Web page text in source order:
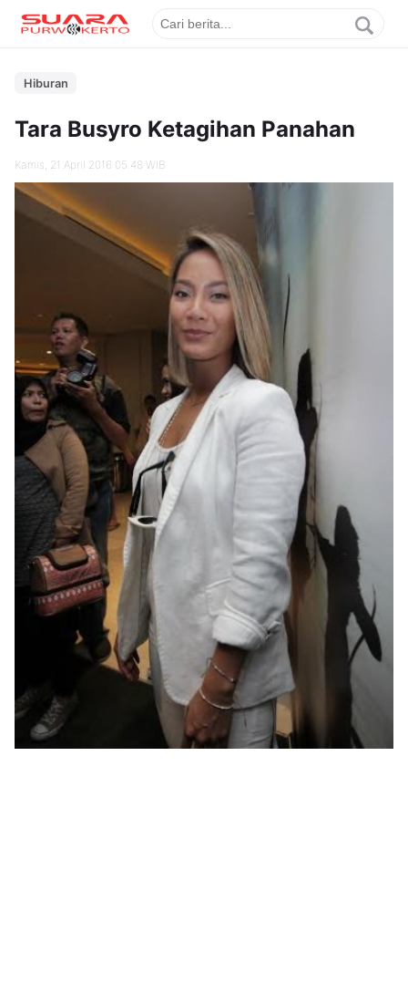
Hiburan
Tara Busyro Ketagihan Panahan
Kamis, 21 April 2016 05.48 WIB